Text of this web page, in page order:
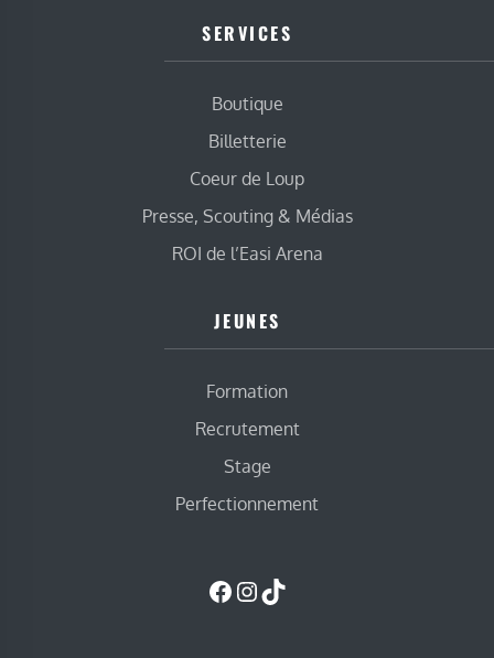
SERVICES
Boutique
Billetterie
Coeur de Loup
Presse, Scouting & Médias
ROI de l’Easi Arena
JEUNES
Formation
Recrutement
Stage
Perfectionnement
Facebook
Instagram
TikTok